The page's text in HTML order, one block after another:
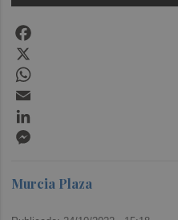
Murcia Plaza